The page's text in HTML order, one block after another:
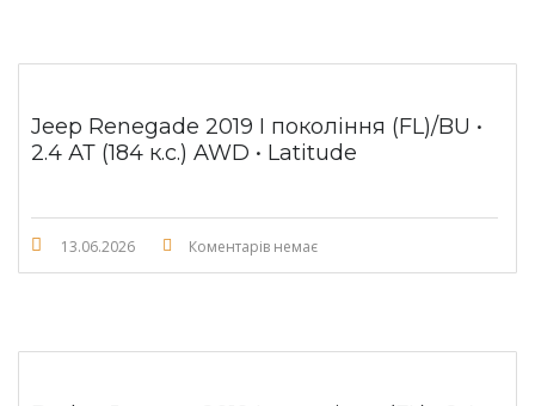
Jeep Renegade 2019 I покоління (FL)/BU •
2.4 АТ (184 к.с.) AWD • Latitude
13.06.2026 Коментарів немає